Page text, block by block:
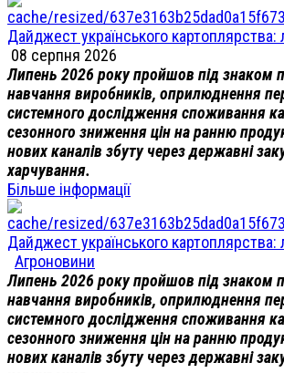
Дайджест українського картоплярства:
08 серпня 2026
Липень 2026 року пройшов під знаком
навчання виробників, оприлюднення
системного дослідження споживання
сезонного зниження цін на ранню
нових каналів збуту через державні
харчування.
Більше інформації
Дайджест українського картоплярства:
Агроновини
Липень 2026 року пройшов під знаком
навчання виробників, оприлюднення
системного дослідження споживання
сезонного зниження цін на ранню
нових каналів збуту через державні